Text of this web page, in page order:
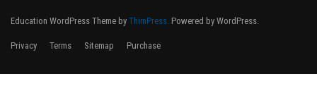
Education WordPress Theme by ThimPress. Powered by WordPress.
Privacy Terms Sitemap Purchase